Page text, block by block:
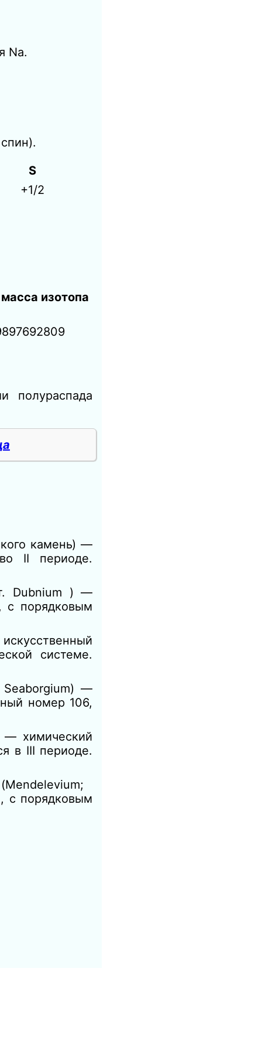
Nа.
S
+1/2
изотопа
полураспада
камень) —
II периоде.
Dubnium ) —
с порядковым
искусственный
системе.
Seaborgium) —
номер 106,
— химический
в III периоде.
с порядковым